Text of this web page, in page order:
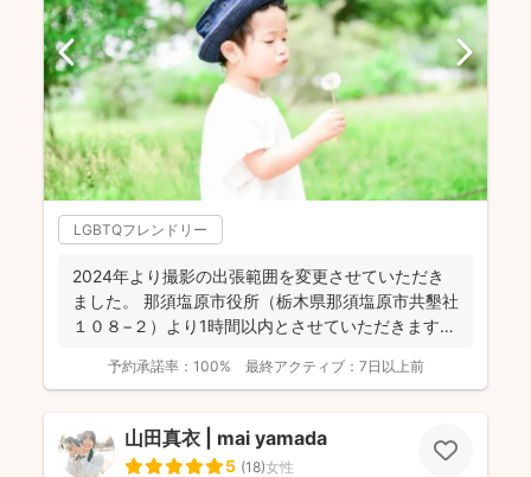
LGBTQフレンドリー
2024年より撮影の出張範囲を変更させていただき
ました。 那須塩原市役所（栃木県那須塩原市共墾社
１０８−２）より1時間以内とさせていただきます。
予約承諾率： 100% 最終アクティブ： 7日以上前
山田真衣 | mai yamada
5 (18)女性